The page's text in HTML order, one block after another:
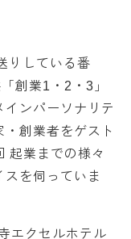
りしている番
創業1・2・3」
ンパーソナリテ
創業者をゲスト
起業までの様々
を伺っていま
エクセルホテル